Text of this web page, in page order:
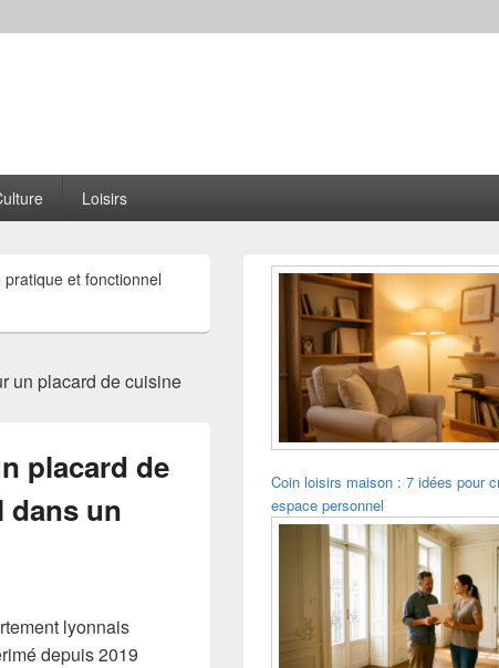
Loisirs
et fonctionnel
un placard de cuisine
placard de
dans un
lyonnais
depuis 2019
Zone
principale
Coin loisirs maison : 7 idées pour
espace personnel